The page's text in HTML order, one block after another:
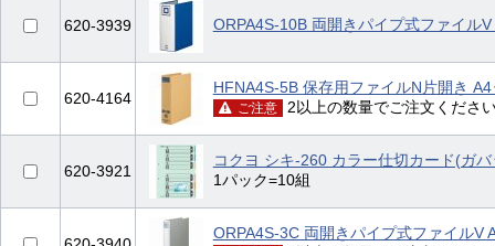
620-3939 ORPA4S-10B 両開きパイプ式ファイル
620-4164
HFNA4S-5B 保存用ファイルN片開き
ご注意 2以上の数量でご注文くださ
620-3921
コクヨ シキ-260 カラー仕切カード(ガ
1パック=10組
ORPA4S-3C 両開きパイプ式ファイルV